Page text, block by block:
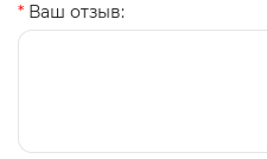
Ваш отзыв: